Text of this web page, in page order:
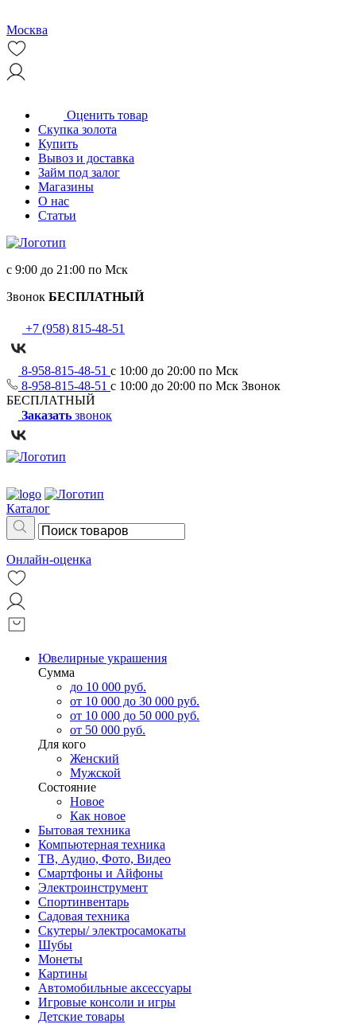
Москва
Оценить товар
Скупка золота
Купить
Вывоз и доставка
Займ под залог
Магазины
О нас
Статьи
с 9:00 до 21:00 по Мск
Звонок БЕСПЛАТНЫЙ
+7 (958) 815-48-51
8-958-815-48-51 с 10:00 до 20:00 по Мск
8-958-815-48-51 с 10:00 до 20:00 по Мск Звонок
БЕСПЛАТНЫЙ
Заказать звонок
Каталог
Онлайн-оценка
Ювелирные украшения
Сумма
до 10 000 руб.
от 10 000 до 30 000 руб.
от 10 000 до 50 000 руб.
от 50 000 руб.
Для кого
Женский
Мужской
Состояние
Новое
Как новое
Бытовая техника
Компьютерная техника
ТВ, Аудио, Фото, Видео
Смартфоны и Айфоны
Электроинструмент
Спортинвентарь
Садовая техника
Скутеры/ электросамокаты
Шубы
Монеты
Картины
Автомобильные аксессуары
Игровые консоли и игры
Детские товары